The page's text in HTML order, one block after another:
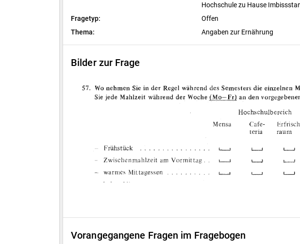
Hochschule zu Hause
Fragetyp:
Offen
Thema:
Angaben zur Ernährung
Bilder zur Frage
Vorangegangene Fragen im Fragebogen